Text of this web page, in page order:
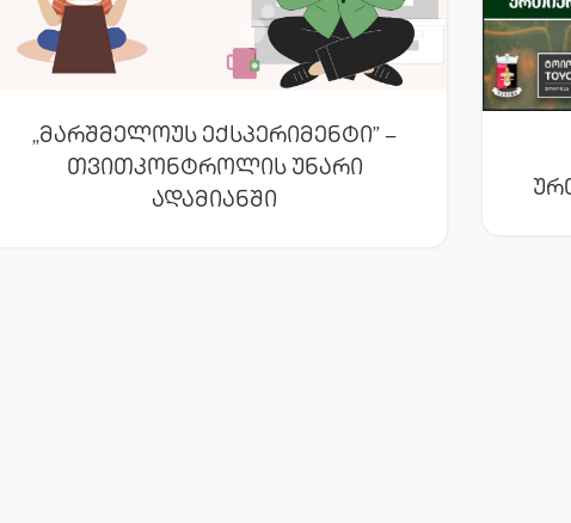
„მარშმელოუს Ექსპერიმენტი” –
Თვითკონტროლის Უნარი
Ადამიანში